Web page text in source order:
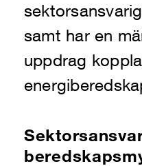
samt har en
uppdrag